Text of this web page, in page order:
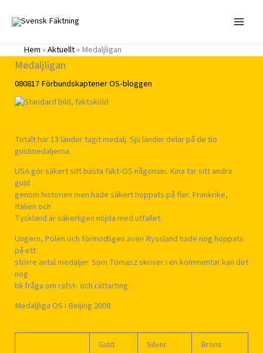
innehåll
Hem»Aktuellt»Medaljligan
Medaljligan
080817FörbundskaptenerOS-bloggen
Totalt har 13 länder tagit medalj. Sju länder delar på de tio
guldmedaljerna.
USA gör säkert sitt bästa fäkt-OS någonsin. Kina tar sitt andra
guld
genom historien men hade säkert hoppats på fler. Frankrike,
Italien och
Tyskland är säkerligen nöjda med utfallet.
Ungern, Polen och förmodligen även Ryssland hade nog hoppats
på ett
större antal medaljer. Som Tomasz skriver i en kommentar kan det
nog
bli fråga om räfst- och rättarting.
Medaljliga OS i Beijing 2008
Guld Silver
Brons